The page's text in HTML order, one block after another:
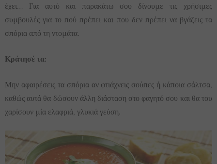
έχει… Για αυτό και παρακάτω σου δίνουμε τις χρήσιμες
συμβουλές για το πού πρέπει και που δεν πρέπει να βγάζεις τα
σπόρια από τη ντομάτα.
Κράτησέ τα:
Μην αφαιρέσεις τα σπόρια αν φτιάχνεις σούπες ή κάποια σάλτσα,
καθώς αυτά θα δώσουν άλλη διάσταση στο φαγητό σου και θα του
χαρίσουν μία ελαφριά, γλυκιά γεύση.